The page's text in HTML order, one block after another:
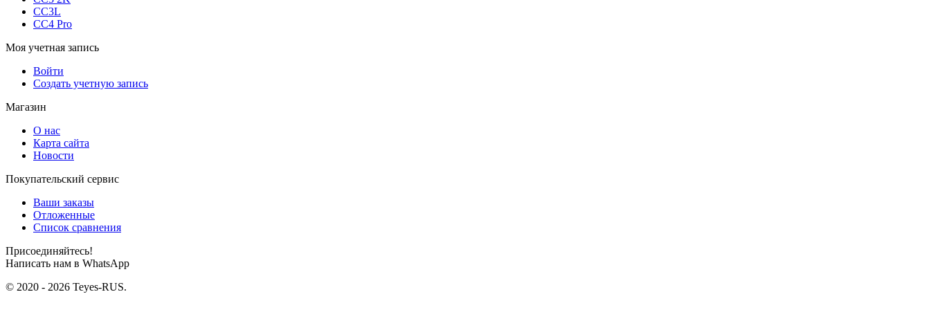
CC3L
CC4 Pro
Моя учетная запись
Войти
Создать учетную запись
Магазин
О нас
Карта сайта
Новости
Покупательский сервис
Ваши заказы
Отложенные
Список сравнения
Присоединяйтесь!
Написать нам в WhatsApp
© 2020 - 2026 Teyes-RUS.